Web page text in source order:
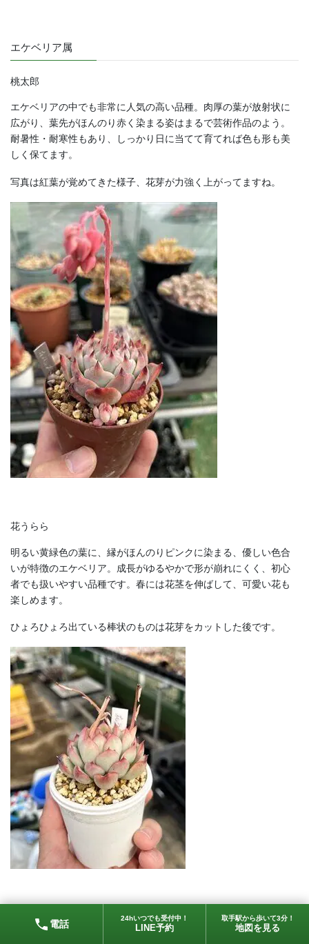
エケベリア属
桃太郎
エケベリアの中でも非常に人気の高い品種。肉厚の葉が放射状に
広がり、葉先がほんのり赤く染まる姿はまるで芸術作品のよう。
耐暑性・耐寒性もあり、しっかり日に当てて育てれば色も形も美
しく保てます。
写真は紅葉が覚めてきた様子、花芽が力強く上がってますね。
花うらら
明るい黄緑色の葉に、縁がほんのりピンクに染まる、優しい色合
いが特徴のエケベリア。成長がゆるやかで形が崩れにくく、初心
者でも扱いやすい品種です。春には花茎を伸ばして、可愛い花も
楽しめます。
ひょろひょろ出ている棒状のものは花芽をカットした後です。
ピンククリスタルローズ
電話 24hいつでも受付中！
LINE予約
取手駅から歩いて3分！
地図を見る